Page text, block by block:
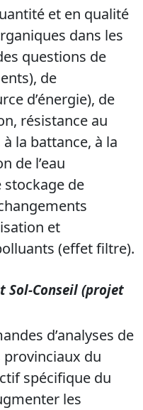
et en qualité
dans les
questions de
de
d’énergie), de
résistance au
la battance, à la
de l’eau
de
et
(effet filtre).
Sol-Conseil (projet
d’analyses de
du
spécifique du
les